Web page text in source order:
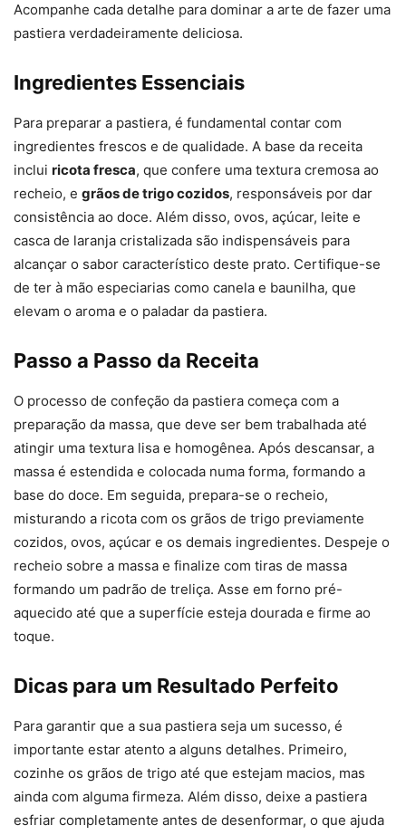
Acompanhe cada detalhe para dominar a arte de fazer uma
pastiera verdadeiramente deliciosa.
Ingredientes Essenciais
Para preparar a pastiera, é fundamental contar com
ingredientes frescos e de qualidade. A base da receita
inclui ricota fresca, que confere uma textura cremosa ao
recheio, e grãos de trigo cozidos, responsáveis por dar
consistência ao doce. Além disso, ovos, açúcar, leite e
casca de laranja cristalizada são indispensáveis para
alcançar o sabor característico deste prato. Certifique-se
de ter à mão especiarias como canela e baunilha, que
elevam o aroma e o paladar da pastiera.
Passo a Passo da Receita
O processo de confeção da pastiera começa com a
preparação da massa, que deve ser bem trabalhada até
atingir uma textura lisa e homogênea. Após descansar, a
massa é estendida e colocada numa forma, formando a
base do doce. Em seguida, prepara-se o recheio,
misturando a ricota com os grãos de trigo previamente
cozidos, ovos, açúcar e os demais ingredientes. Despeje o
recheio sobre a massa e finalize com tiras de massa
formando um padrão de treliça. Asse em forno pré-
aquecido até que a superfície esteja dourada e firme ao
toque.
Dicas para um Resultado Perfeito
Para garantir que a sua pastiera seja um sucesso, é
importante estar atento a alguns detalhes. Primeiro,
cozinhe os grãos de trigo até que estejam macios, mas
ainda com alguma firmeza. Além disso, deixe a pastiera
esfriar completamente antes de desenformar, o que ajuda